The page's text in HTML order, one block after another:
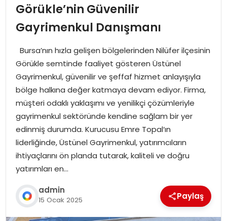
SPOR
SIYASET
MAGAZIN
Görükle’nin Güvenilir
Gayrimenkul Danışmanı
Bursa’nın hızla gelişen bölgelerinden Nilüfer ilçesinin
Görükle semtinde faaliyet gösteren Üstünel
Gayrimenkul, güvenilir ve şeffaf hizmet anlayışıyla
bölge halkına değer katmaya devam ediyor. Firma,
müşteri odaklı yaklaşımı ve yenilikçi çözümleriyle
gayrimenkul sektöründe kendine sağlam bir yer
edinmiş durumda. Kurucusu Emre Topal‘ın
liderliğinde, Üstünel Gayrimenkul, yatırımcıların
ihtiyaçlarını ön planda tutarak, kaliteli ve doğru
yatırımları en…
admin
15 Ocak 2025 Paylaş